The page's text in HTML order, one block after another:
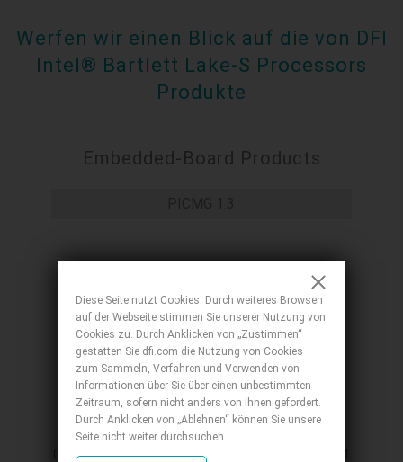
Werfen wir einen Blick auf die von DFI
Intel® Bartlett Lake-S Processors
Produkte
Embedded-Board Products
RPSPIC
Full Size PICMG 1.3, BTL-S/14th/13th/12th
Gen Intel® Core™, 2/4 DDR5, M.2 E Key, M.2 M
Diese Seite nutzt Cookies. Durch weiteres Browsen
auf der Webseite stimmen Sie unserer Nutzung von
Cookies zu. Durch Anklicken von „Zustimmen“
gestatten Sie dfi.com die Nutzung von Cookies
zum Sammeln, Verfahren und Verwenden von
Informationen über Sie über einen unbestimmten
Zeitraum, sofern nicht anders von Ihnen gefordert.
Durch Anklicken von „Ablehnen“ können Sie unsere
Seite nicht weiter durchsuchen.